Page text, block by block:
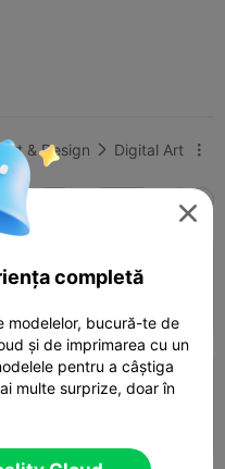
Art & Design  Digital Art 
10% infill
15% infill

completă
modelelor, bucură-te de
și de imprimarea cu un
pentru a câștiga
multe surprize, doar în